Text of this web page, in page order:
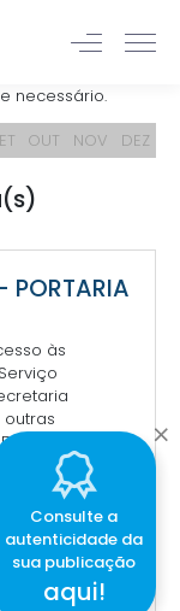
necessário.
OUT NOV DEZ
às
SAÚDE DE
do
Consulte a
autenticidade da
sua publicação
aqui!